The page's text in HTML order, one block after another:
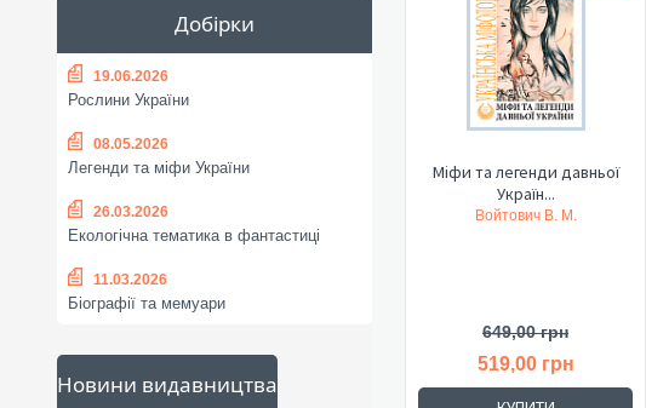
Добірки
19.06.2026
Рослини України
08.05.2026
Легенди та міфи України
26.03.2026
Екологічна тематика в фантастиці
11.03.2026
Біографії та мемуари
Новини видавництва
Міфи та легенди давньої
Україн...
Войтович В. М.
649,00 грн
519,00 грн